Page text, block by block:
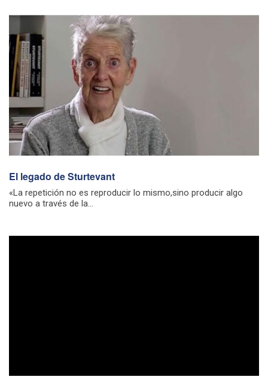
El legado de Sturtevant
«La repetición no es reproducir lo mismo,sino producir algo
nuevo a través de la...